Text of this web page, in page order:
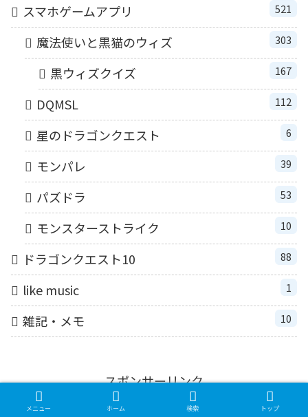
スマホゲームアプリ 521
魔法使いと黒猫のウィズ 303
黒ウィズクイズ 167
DQMSL 112
星のドラゴンクエスト 6
モンパレ 39
パズドラ 53
モンスターストライク 10
ドラゴンクエスト10 88
like music 1
雑記・メモ 10
スポンサーリンク
メニュー ホーム 検索 トップ